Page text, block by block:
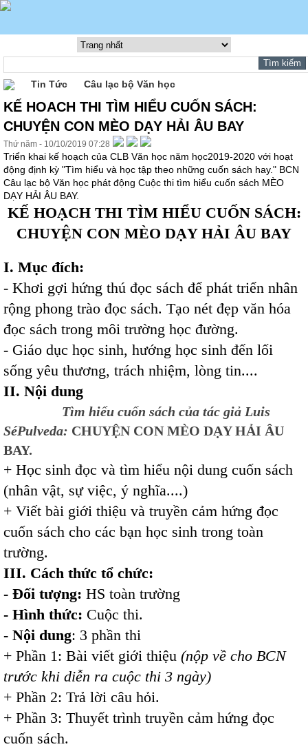
Tin Tức Câu lạc bộ Văn học
KẾ HOACH THI TÌM HIỂU CUỐN SÁCH:
CHUYỆN CON MÈO DẠY HẢI ÂU BAY
Thứ năm - 10/10/2019 07:28
Triển khai kế hoạch của CLB Văn học năm học2019-2020 với hoạt
động định kỳ "Tìm hiểu và học tập theo những cuốn sách hay." BCN
Câu lạc bộ Văn học phát động Cuộc thi tìm hiểu cuốn sách MÈO
DẠY HẢI ÂU BAY.
KẾ HOẠCH THI TÌM HIỂU CUỐN SÁCH:
CHUYỆN CON MÈO DẠY HẢI ÂU BAY
I. Mục đích:
- Khơi gợi hứng thú đọc sách để phát triển nhân
rộng phong trào đọc sách. Tạo nét đẹp văn hóa
đọc sách trong môi trường học đường.
- Giáo dục học sinh, hướng học sinh đến lối
sống yêu thương, trách nhiệm, lòng tin....
II. Nội dung
Tìm hiểu cuốn sách của tác giả Luis
SéPulveda: CHUYỆN CON MÈO DẠY HẢI ÂU
BAY.
+ Học sinh đọc và tìm hiểu nội dung cuốn sách
(nhân vật, sự việc, ý nghĩa....)
+ Viết bài giới thiệu và truyền cảm hứng đọc
cuốn sách cho các bạn học sinh trong toàn
trường.
III. Cách thức tổ chức:
- Đối tượng: HS toàn trường
- Hình thức: Cuộc thi.
- Nội dung: 3 phần thi
+ Phần 1: Bài viết giới thiệu (nộp về cho BCN
trước khi diễn ra cuộc thi 3 ngày)
+ Phần 2: Trả lời câu hỏi.
+ Phần 3: Thuyết trình truyền cảm hứng đọc
cuốn sách.